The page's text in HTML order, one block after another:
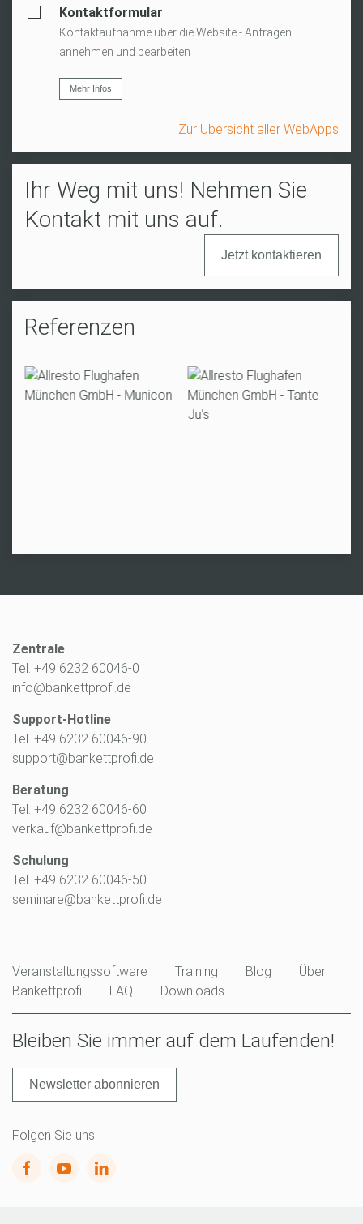
Kontaktformular
Kontaktaufnahme über die Website - Anfragen
annehmen und bearbeiten
Mehr Infos
Zur Übersicht aller WebApps
Ihr Weg mit uns! Nehmen Sie
Kontakt mit uns auf.
Jetzt kontaktieren
Referenzen
Zentrale
Tel. +49 6232 60046-0
info@bankettprofi.de
Support-Hotline
Tel. +49 6232 60046-90
support@bankettprofi.de
Beratung
Tel. +49 6232 60046-60
verkauf@bankettprofi.de
Schulung
Tel. +49 6232 60046-50
seminare@bankettprofi.de
Veranstaltungssoftware Training Blog
Über
Bankettprofi
FAQ Downloads
Bleiben Sie immer auf dem Laufenden!
Newsletter abonnieren
Folgen Sie uns: